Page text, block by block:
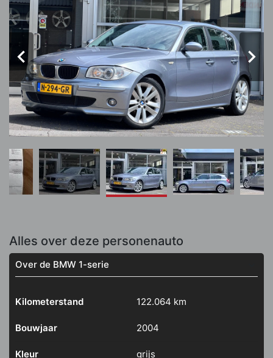
Alles over deze personenauto
Over de BMW 1-serie
Kilometerstand 122.064 km
Bouwjaar 2004
Kleur grijs